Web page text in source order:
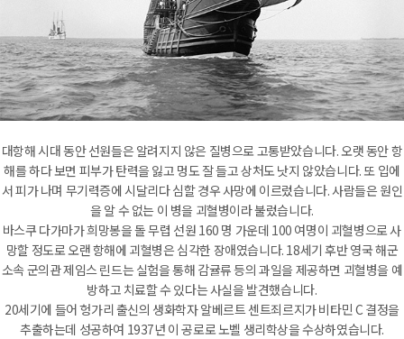
대항해 시대 동안 선원들은 알려지지 않은 질병으로 고통받았습니다. 오랫 동안 항
해를 하다 보면 피부가 탄력을 잃고 멍도 잘 들고 상처도 낫지 않았습니다. 또 입에
서 피가 나며 무기력증에 시달리다 심할 경우 사망에 이르렀습니다. 사람들은 원인
을 알 수 없는 이 병을 괴혈병이라 불렀습니다.
바스쿠 다가마가 희망봉을 돌 무렵 선원 160 명 가운데 100 여명이 괴혈병으로 사
망할 정도로 오랜 항해에 괴혈병은 심각한 장애였습니다. 18세기 후반 영국 해군
소속 군의관 제임스 린드는 실험을 통해 감귤류 등의 과일을 제공하면 괴혈병을 예
방하고 치료할 수 있다는 사실을 발견했습니다.
20세기에 들어 헝가리 출신의 생화학자 알베르트 센트죄르지가 비타민 C 결정을
추출하는데 성공하여 1937년 이 공로로 노벨 생리학상을 수상하였습니다.